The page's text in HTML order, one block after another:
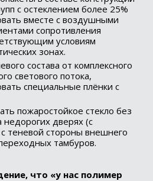
с остеклением более 25%
вместе с воздушными
сопротивления
условиям
зонах.
состава от комплексного
светового потока,
специальные плёнки с
пожаростойкое стекло без
дверях (с
теневой стороны внешнего
тамбуров.
что «у нас полимер